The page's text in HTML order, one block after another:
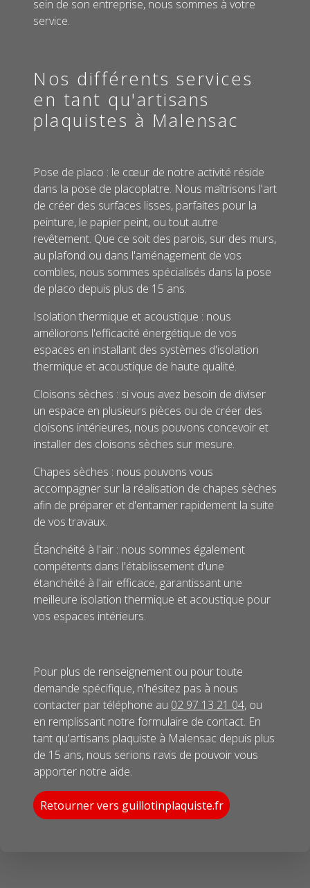
sein de son entreprise, nous sommes à votre
service.
Nos différents services
en tant qu'artisans
plaquistes à Malensac
Pose de placo : le cœur de notre activité réside
dans la pose de placoplatre. Nous maîtrisons l'art
de créer des surfaces lisses, parfaites pour la
peinture, le papier peint, ou tout autre
revêtement. Que ce soit des parois, sur des murs,
au plafond ou dans l'aménagement de vos
combles, nous sommes spécialisés dans la pose
de placo depuis plus de 15 ans.
Isolation thermique et acoustique : nous
améliorons l'efficacité énergétique de vos
espaces en installant des systèmes d'isolation
thermique et acoustique de haute qualité.
Cloisons sèches : si vous avez besoin de diviser
un espace en plusieurs pièces ou de créer des
cloisons intérieures, nous pouvons concevoir et
installer des cloisons sèches sur mesure.
Chapes sèches : nous pouvons vous
accompagner sur la réalisation de chapes sèches
afin de préparer et d'entamer rapidement la suite
de vos travaux.
Étanchéité à l'air : nous sommes également
compétents dans l'établissement d'une
étanchéité à l'air efficace, garantissant une
meilleure isolation thermique et acoustique pour
vos espaces intérieurs.
Pour plus de renseignement ou pour toute
demande spécifique, n'hésitez pas à nous
contacter par téléphone au 02 97 13 21 04, ou
en remplissant notre formulaire de contact. En
tant qu'artisans plaquiste à Malensac depuis plus
de 15 ans, nous serions ravis de pouvoir vous
apporter notre aide.
Retourner vers guillotinplaquiste.fr